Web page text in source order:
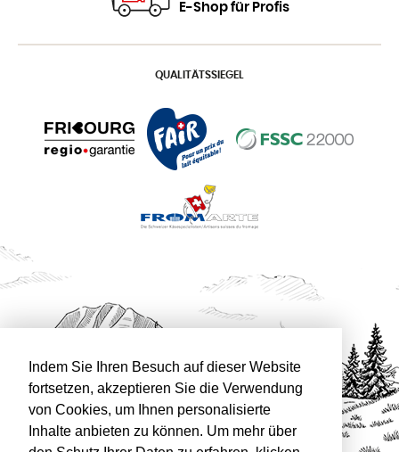
Indem Sie Ihren Besuch auf dieser Website
fortsetzen, akzeptieren Sie die Verwendung
von Cookies, um Ihnen personalisierte
Inhalte anbieten zu können. Um mehr über
E-Shop für Profis
QUALITÄTSSIEGEL